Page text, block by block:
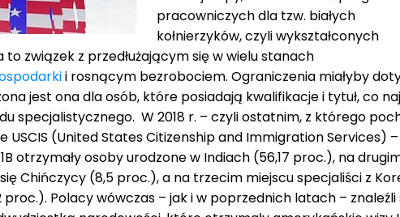
pracowniczych dla tzw. białych
kołnierzyków, czyli wykształconych
to związek z przedłużającym się w wielu stanach
i rosnącym bezrobociem. Ograniczenia miałyby
jest ona dla osób, które posiadają kwalifikacje i tytuł, co
specjalistycznego. W 2018 r. – czyli ostatnim, z którego
USCIS (United States Citizenship and Immigration Services) –
otrzymały osoby urodzone w Indiach (56,17 proc.), na
Chińczycy (8,5 proc.), a na trzecim miejscu specjaliści z
proc.). Polacy wówczas – jak i w poprzednich latach – znaleźli